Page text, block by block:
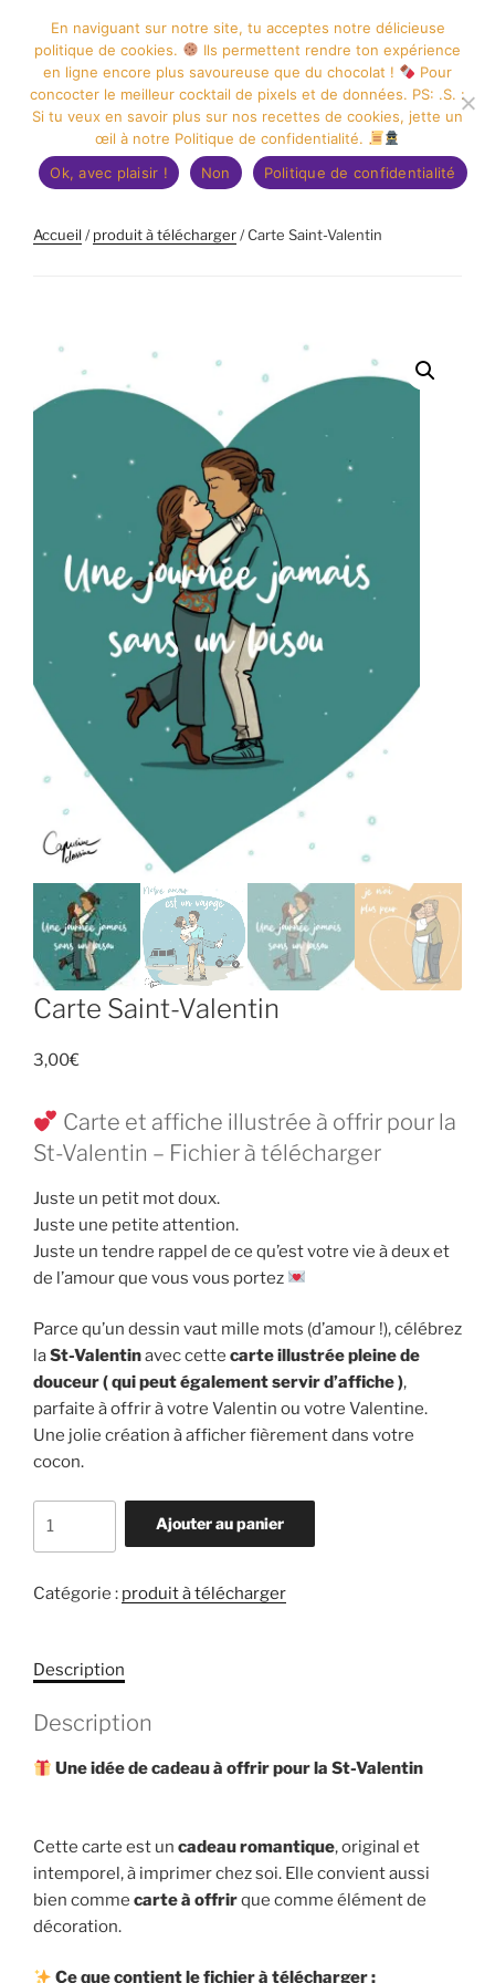
contenu
principal
GRAPHISME ILLUSTRATION
CAPUCINE DESSINE
Accueil/produit à télécharger/ Carte Saint-Valentin
Carte Saint-Valentin
3,00€
Carte et affiche illustrée à offrir pour la
St-Valentin – Fichier à télécharger
Juste un petit mot doux.
Juste une petite attention.
Juste un tendre rappel de ce qu’est votre vie à deux et
de l’amour que vous vous portez
Parce qu’un dessin vaut mille mots (d’amour !), célébrez
laSt-Valentinavec cette carte illustrée pleine de
douceur ( qui peut également servir d’affiche ),
parfaite à offrir à votre Valentin ou votre Valentine.
Une jolie création à afficher fièrement dans votre
cocon.
Saint-
Ajouter au panier
Catégorie : produit à télécharger
Description
Description
Une idée de cadeau à offrir pour la St-Valentin
Cette carte est un cadeau romantique, original et
intemporel, à imprimer chez soi. Elle convient aussi
bien comme carte à offrirque comme élément de
décoration.
Ce que contient le fichier à télécharger :
En naviguant sur notre site, tu acceptes notre délicieuse
politique de cookies.
Ils permettent rendre ton expérience
en ligne encore plus savoureuse que du chocolat !
Pour
concocter le meilleur cocktail de pixels et de données. PS: .S. :
Si tu veux en savoir plus sur nos recettes de cookies, jette un
œil à notre Politique de confidentialité.
Ok, avec plaisir !
Non Politique de confidentialité